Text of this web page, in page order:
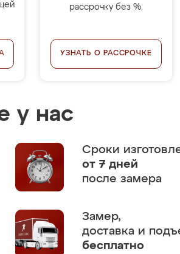
рассрочку без %.
УЗНАТЬ О РАССРОЧКЕ
у нас
Сроки
от 7 дней
после замера
Замер,
доставка и
бесплатно